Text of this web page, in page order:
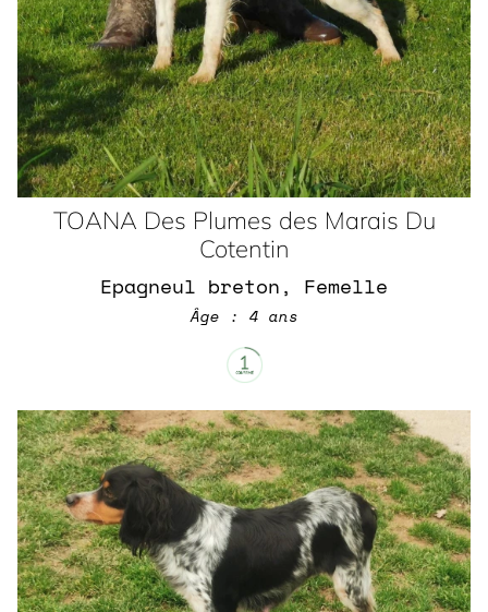
TOANA Des Plumes des Marais Du
Cotentin
Epagneul breton, Femelle
Âge : 4 ans